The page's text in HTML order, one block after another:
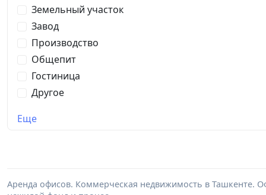
Земельный участок
Завод
Производство
Общепит
Гостиница
Другое
Еще
Аренда офисов. Коммерческая недвижимость в Ташкенте.